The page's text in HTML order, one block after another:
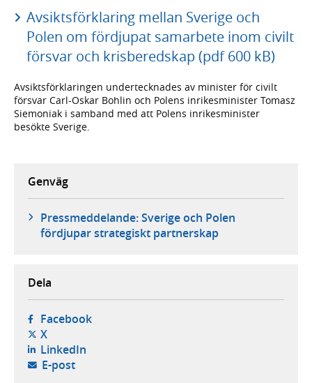
Avsiktsförklaring mellan Sverige och
Polen om fördjupat samarbete inom civilt
försvar och krisberedskap (pdf 600 kB)
Avsiktsförklaringen undertecknades av minister för civilt
försvar Carl-Oskar Bohlin och Polens inrikesminister Tomasz
Siemoniak i samband med att Polens inrikesminister
besökte Sverige.
Genväg
Pressmeddelande: Sverige och Polen
fördjupar strategiskt partnerskap
Dela
Facebook- öppnas i ny flik, extern webbplats,
X- öppnas i ny flik, extern webbplats,
LinkedIn- öppnas i ny flik, extern webbplats,
E-post- öppnar din e-postklient,